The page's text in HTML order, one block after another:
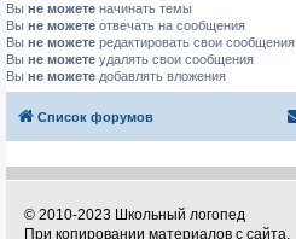
Вы не можете начинать темы
Вы не можете отвечать на сообщения
Вы не можете редактировать свои сообщения
Вы не можете удалять свои сообщения
Вы не можете добавлять вложения
Список форумов
© 2010-2023 Школьный логопед
При копировании материалов с сайта,